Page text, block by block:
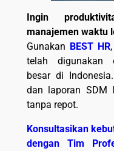
Ingin
manajemen waktu
Gunakan BEST HR
telah digunakan
besar di
dan laporan SDM
tanpa repot.
Konsultasikan
dengan Tim